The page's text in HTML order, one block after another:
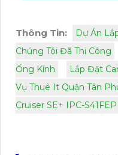
Thông Tin:
Dự Án
Chúng Tôi Đã Thi Công
Ống Kính
Lắp Đặt
Vụ Thuê It Quận Tân
Cruiser SE+ IPC-S41FEP